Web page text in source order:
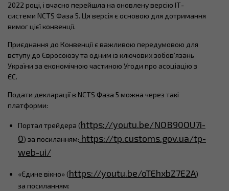
2022 році, і вчасно перейшла на оновлену версію ІТ-
системи NCTS Фаза 5. Ця версія є основою для дотримання
вимог цієї конвенції.
Приєднання до Конвенції є важливою передумовою для
вступу до Євросоюзу та одним із ключових зобов’язань
України за економічною частиною Угоди про асоціацію з
ЄС.
Подати декларації в NCTS Фаза 5 можна через такі
платформи:
Портал трейдера (https://youtu.be/NOB90OU7i-
0) за посиланням: https://tp.customs.gov.ua/tp-
web-ui/
«Єдине вікно» (https://youtu.be/oTEhxbZ7E2A)
за посиланням: